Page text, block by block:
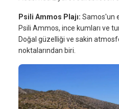
Psili Ammos Plajı: Samos'un
Psili Ammos, ince kumları ve
Doğal güzelliği ve sakin
noktalarından biri.